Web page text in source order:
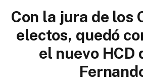
Con la jura de los
electos, quedó
el nuevo HCD